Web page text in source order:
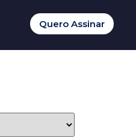
Quero Assinar